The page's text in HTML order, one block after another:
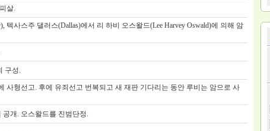
살.
텍사스주 댈러스(Dallas)에서 리 하비 오스왈드(Lee Harvey Oswald)에 의해 암
구성.
사형선고. 후에 유죄선고 번복되고 새 재판 기다리는 동안 루비는 암으로 사
개. 오스왈드를 진범단정.